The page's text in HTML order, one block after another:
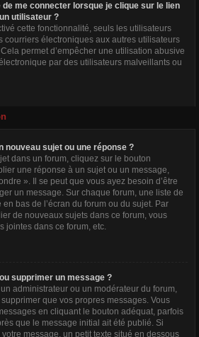
de me connecter lorsque je clique sur le lien
utilisateur ?
cette fonctionnalité, seuls les utilisateurs
courriers électroniques aux autres utilisateurs
permet d’empêcher une utilisation abusive
par des utilisateurs malveillants ou
nouveau sujet ou une réponse ?
dans un forum, cliquez sur le bouton
une réponse à un sujet ou un message,
». Il se peut que vous ayez besoin d’être
un message. Sur chaque forum, une liste de
bas de l’écran du forum ou du sujet. Par
de nouveaux sujets dans ce forum, vous
jointes dans ce forum, etc.
supprimer un message ?
administrateur ou un modérateur du forum,
que vos propres messages. Vous
en cliquant le bouton adéquat, parfois
que le message initial ait été publié. Si
message, un petit texte situé en dessous